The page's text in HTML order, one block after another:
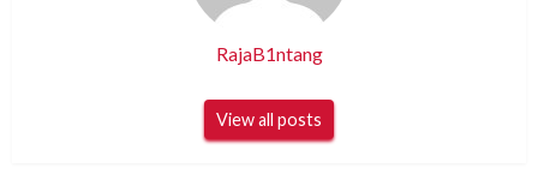
RajaB1ntang
View all posts